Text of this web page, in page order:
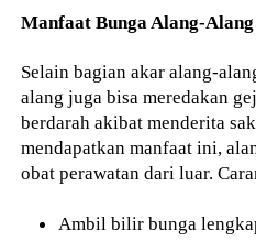
Manfaat Bunga Alang-Alang
Selain bagian akar alang-
alang juga bisa meredakan
berdarah akibat menderita
mendapatkan manfaat ini,
obat perawatan dari luar.
Ambil bilir bunga